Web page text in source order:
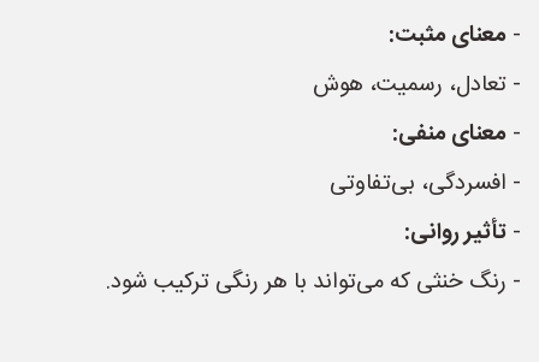
- معنای مثبت:
- تعادل، رسمیت، هوش
- معنای منفی:
- افسردگی، بی‌تفاوتی
- تأثیر روانی:
- رنگ خنثی که می‌تواند با هر رنگی ترکیب شود.